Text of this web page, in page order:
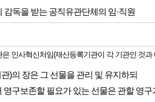
감독을 받는 공직유관단체의 임·직원
인사혁신처임(재산등록기관이 각 기관인 것과
)의 장은 그 선물을 관리 및 유지하되
영구보존할 필요가 있는 선물은 관할 영